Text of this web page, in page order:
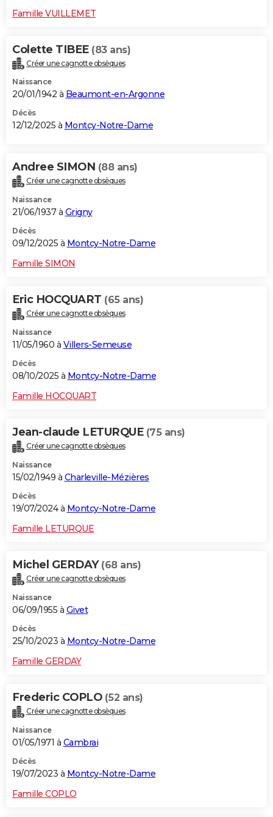
Famille VUILLEMET
Colette TIBEE (83 ans)
Créer une cagnotte obsèques
Naissance
20/01/1942 à Beaumont-en-Argonne
Décès
12/12/2025 à Montcy-Notre-Dame
Andree SIMON (88 ans)
Créer une cagnotte obsèques
Naissance
21/06/1937 à Grigny
Décès
09/12/2025 à Montcy-Notre-Dame
Famille SIMON
Eric HOCQUART (65 ans)
Créer une cagnotte obsèques
Naissance
11/05/1960 à Villers-Semeuse
Décès
08/10/2025 à Montcy-Notre-Dame
Famille HOCQUART
Jean-claude LETURQUE (75 ans)
Créer une cagnotte obsèques
Naissance
15/02/1949 à Charleville-Mézières
Décès
19/07/2024 à Montcy-Notre-Dame
Famille LETURQUE
Michel GERDAY (68 ans)
Créer une cagnotte obsèques
Naissance
06/09/1955 à Givet
Décès
25/10/2023 à Montcy-Notre-Dame
Famille GERDAY
Frederic COPLO (52 ans)
Créer une cagnotte obsèques
Naissance
01/05/1971 à Cambrai
Décès
19/07/2023 à Montcy-Notre-Dame
Famille COPLO